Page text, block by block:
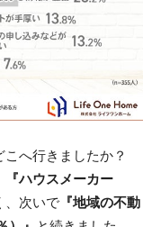
へ行きましたか？
『ハウスメーカー
、次いで 『地域の不動